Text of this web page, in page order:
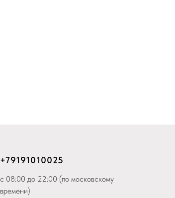
+79191010025
с 08:00 до 22:00 (по московскому
времени)